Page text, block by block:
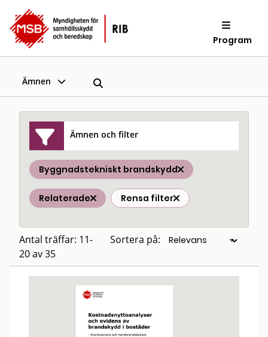
Program
Ämnen
Ämnen och filter
Byggnadstekniskt brandskydd
Relaterade Rensa filter
Antal träffar: 11-
20 av 35
Sortera på: